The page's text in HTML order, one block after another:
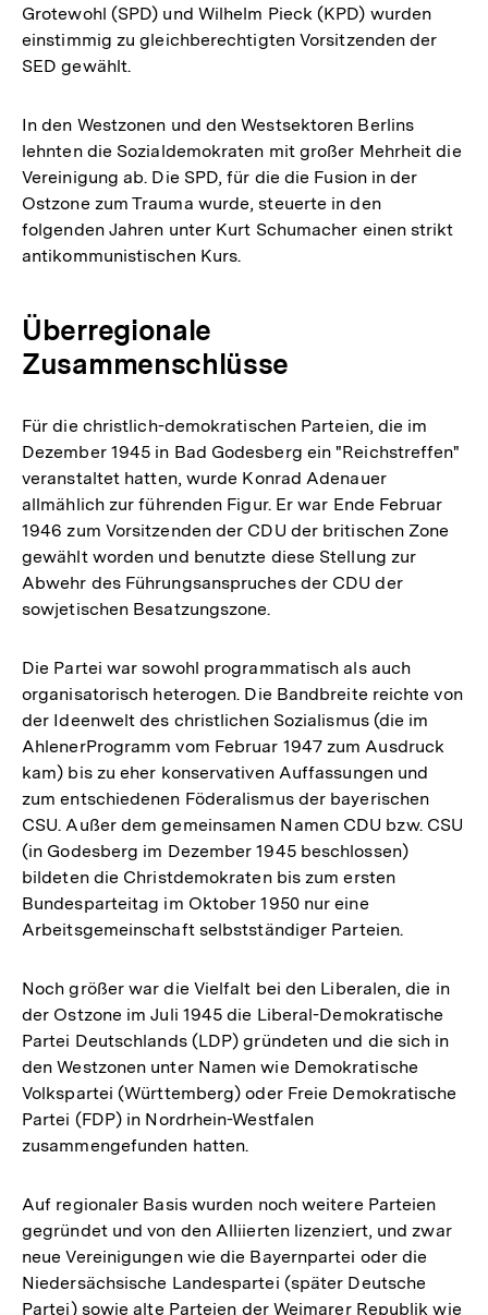
Grotewohl (SPD) und Wilhelm Pieck (KPD) wurden
einstimmig zu gleichberechtigten Vorsitzenden der
SED gewählt.
In den Westzonen und den Westsektoren Berlins
lehnten die Sozialdemokraten mit großer Mehrheit die
Vereinigung ab. Die SPD, für die die Fusion in der
Ostzone zum Trauma wurde, steuerte in den
folgenden Jahren unter Kurt Schumacher einen strikt
antikommunistischen Kurs.
Überregionale
Zusammenschlüsse
Für die christlich-demokratischen Parteien, die im
Dezember 1945 in Bad Godesberg ein "Reichstreffen"
veranstaltet hatten, wurde Konrad Adenauer
allmählich zur führenden Figur. Er war Ende Februar
1946 zum Vorsitzenden der CDU der britischen Zone
gewählt worden und benutzte diese Stellung zur
Abwehr des Führungsanspruches der CDU der
sowjetischen Besatzungszone.
Die Partei war sowohl programmatisch als auch
organisatorisch heterogen. Die Bandbreite reichte von
der Ideenwelt des christlichen Sozialismus (die im
AhlenerProgramm vom Februar 1947 zum Ausdruck
kam) bis zu eher konservativen Auffassungen und
zum entschiedenen Föderalismus der bayerischen
CSU. Außer dem gemeinsamen Namen CDU bzw. CSU
(in Godesberg im Dezember 1945 beschlossen)
bildeten die Christdemokraten bis zum ersten
Bundesparteitag im Oktober 1950 nur eine
Arbeitsgemeinschaft selbstständiger Parteien.
Noch größer war die Vielfalt bei den Liberalen, die in
der Ostzone im Juli 1945 die Liberal-Demokratische
Partei Deutschlands (LDP) gründeten und die sich in
den Westzonen unter Namen wie Demokratische
Volkspartei (Württemberg) oder Freie Demokratische
Partei (FDP) in Nordrhein-Westfalen
zusammengefunden hatten.
Auf regionaler Basis wurden noch weitere Parteien
gegründet und von den Alliierten lizenziert, und zwar
neue Vereinigungen wie die Bayernpartei oder die
Niedersächsische Landespartei (später Deutsche
Partei) sowie alte Parteien der Weimarer Republik wie